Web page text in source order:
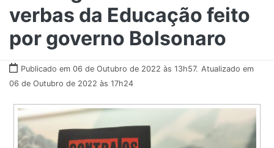
verbas da Educação feito
por governo Bolsonaro
Publicado em 06 de Outubro de 2022 às 13h57. Atualizado em
06 de Outubro de 2022 às 17h24